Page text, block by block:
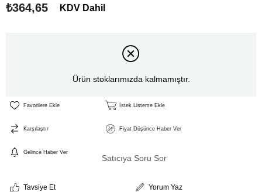
KDV Dahil
₺364,65
Ürün stoklarımızda kalmamıştır.
Favorilere Ekle İstek Listeme Ekle
Karşılaştır Fiyat Düşünce Haber Ver
Gelince Haber Ver
Satıcıya Soru Sor
Tavsiye Et Yorum Yaz